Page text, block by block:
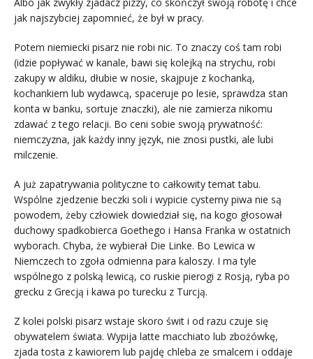
jak najszybciej zapomnieć, że był w pracy.
Potem niemiecki pisarz nie robi nic. To znaczy coś tam robi
(idzie popływać w kanale, bawi się kolejką na strychu, robi
zakupy w aldiku, dłubie w nosie, skajpuje z kochanką,
kochankiem lub wydawcą, spaceruje po lesie, sprawdza stan
konta w banku, sortuje znaczki), ale nie zamierza nikomu
zdawać z tego relacji. Bo ceni sobie swoją prywatność:
niemczyzna, jak każdy inny język, nie znosi pustki, ale lubi
milczenie.
A już zapatrywania polityczne to całkowity temat tabu.
Wspólne zjedzenie beczki soli i wypicie cysterny piwa nie są
powodem, żeby człowiek dowiedział się, na kogo głosował
duchowy spadkobierca Goethego i Hansa Franka w ostatnich
wyborach. Chyba, że wybierał Die Linke. Bo Lewica w
Niemczech to zgoła odmienna para kaloszy. I ma tyle
wspólnego z polską lewicą, co ruskie pierogi z Rosją, ryba po
grecku z Grecją i kawa po turecku z Turcją.
Z kolei polski pisarz wstaje skoro świt i od razu czuje się
obywatelem świata. Wypija latte macchiato lub zbożówkę,
zjada tosta z kawiorem lub pajdę chleba ze smalcem i oddaje